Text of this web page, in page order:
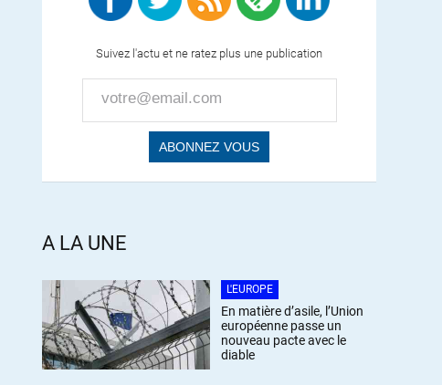
Suivez l'actu et ne ratez plus une publication
A LA UNE
L'EUROPE
En matière d’asile, l’Union
européenne passe un
nouveau pacte avec le
diable